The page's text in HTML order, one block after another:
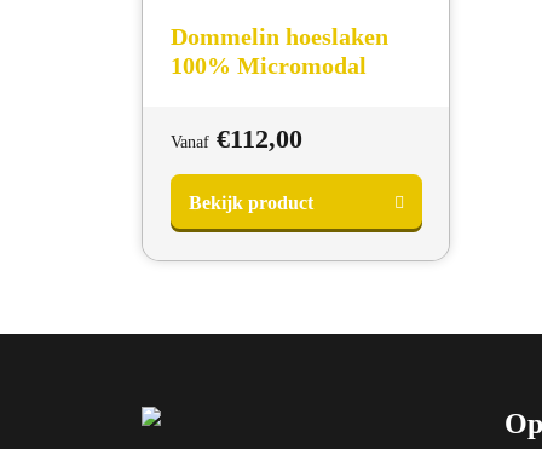
Dommelin hoeslaken
100% Micromodal
Vanaf €112,00
Bekijk product